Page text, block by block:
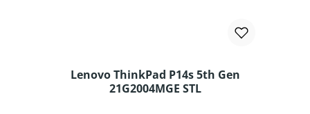
Lenovo ThinkPad P14s 5th Gen
21G2004MGE STL